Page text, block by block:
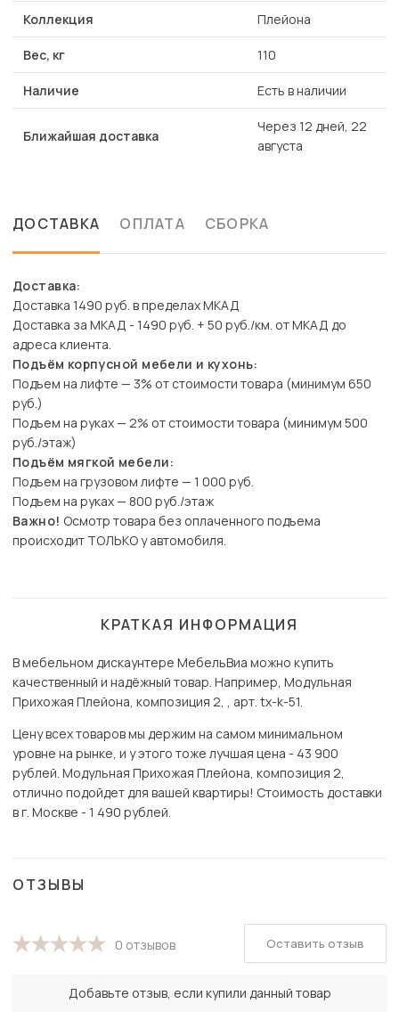
Коллекция Плейона
Вес, кг 110
Наличие Есть в наличии
Ближайшая доставка
Через 12 дней, 22
августа
ДОСТАВКА ОПЛАТА СБОРКА
Доставка:
Доставка 1490 руб. в пределах МКАД
Доставка за МКАД - 1490 руб. + 50 руб./км. от МКАД до
адреса клиента.
Подъём корпусной мебели и кухонь:
Подъем на лифте — 3% от стоимости товара (минимум 650
руб.)
Подъем на руках — 2% от стоимости товара (минимум 500
руб./этаж)
Подъём мягкой мебели:
Подъем на грузовом лифте — 1 000 руб.
Подъем на руках — 800 руб./этаж
Важно! Осмотр товара без оплаченного подъема
происходит ТОЛЬКО у автомобиля.
КРАТКАЯ ИНФОРМАЦИЯ
В мебельном дискаунтере МебельВиа можно купить
качественный и надёжный товар. Например, Модульная
Прихожая Плейона, композиция 2, , арт. tx-k-51.
Цену всех товаров мы держим на самом минимальном
уровне на рынке, и у этого тоже лучшая цена - 43 900
рублей. Модульная Прихожая Плейона, композиция 2,
отлично подойдет для вашей квартиры! Стоимость доставки
в г. Москве - 1 490 рублей.
ОТЗЫВЫ
0 отзывов
Добавьте отзыв, если купили данный товар
Оставить отзыв